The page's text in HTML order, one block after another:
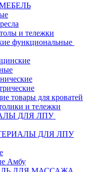
и тележки
функциональные
товары для кроватей
и тележки
ДЛЯ ЛПУ
ДЛЯ ЛПУ
Амбу